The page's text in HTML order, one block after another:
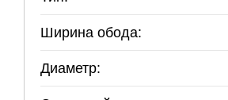
Ширина обода:
Диаметр: